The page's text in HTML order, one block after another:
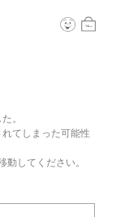
。
てしまった可能性
動してください。